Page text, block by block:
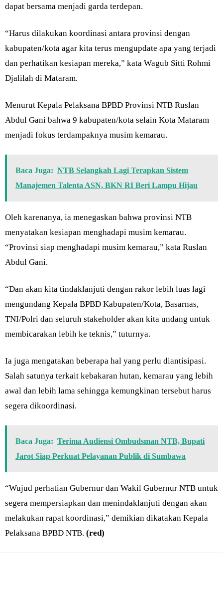
dapat bersama menjadi garda terdepan.
“Harus dilakukan koordinasi antara provinsi dengan
kabupaten/kota agar kita terus mengupdate apa yang terjadi
dan perhatikan kesiapan mereka,” kata Wagub Sitti Rohmi
Djalilah di Mataram.
Menurut Kepala Pelaksana BPBD Provinsi NTB Ruslan
Abdul Gani bahwa 9 kabupaten/kota selain Kota Mataram
menjadi fokus terdampaknya musim kemarau.
Baca Juga: NTB Selangkah Lagi Terapkan Sistem
Manajemen Talenta ASN, BKN RI Beri Lampu Hijau
Oleh karenanya, ia menegaskan bahwa provinsi NTB
menyatakan kesiapan menghadapi musim kemarau.
“Provinsi siap menghadapi musim kemarau,” kata Ruslan
Abdul Gani.
“Dan akan kita tindaklanjuti dengan rakor lebih luas lagi
mengundang Kepala BPBD Kabupaten/Kota, Basarnas,
TNI/Polri dan seluruh stakeholder akan kita undang untuk
membicarakan lebih ke teknis,” tuturnya.
Ia juga mengatakan beberapa hal yang perlu diantisipasi.
Salah satunya terkait kebakaran hutan, kemarau yang lebih
awal dan lebih lama sehingga kemungkinan tersebut harus
segera dikoordinasi.
Baca Juga: Terima Audiensi Ombudsman NTB, Bupati
Jarot Siap Perkuat Pelayanan Publik di Sumbawa
“Wujud perhatian Gubernur dan Wakil Gubernur NTB untuk
segera mempersiapkan dan menindaklanjuti dengan akan
melakukan rapat koordinasi,” demikian dikatakan Kepala
Pelaksana BPBD NTB. (red)